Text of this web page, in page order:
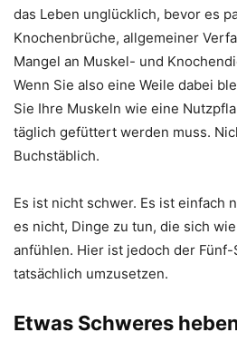
das Leben unglücklich, bevor es
Knochenbrüche, allgemeiner
Mangel an Muskel- und
Wenn Sie also eine Weile dabei
Sie Ihre Muskeln wie eine
täglich gefüttert werden muss.
Buchstäblich.
Es ist nicht schwer. Es ist einfach
es nicht, Dinge zu tun, die sich
anfühlen. Hier ist jedoch der
tatsächlich umzusetzen.
Etwas Schweres